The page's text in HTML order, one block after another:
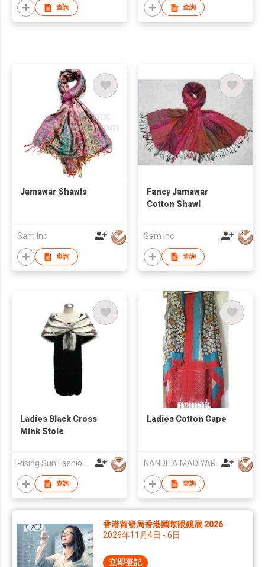
查詢 查詢
Jamawar Shawls
Sam Inc
查詢
Fancy Jamawar
Cotton Shawl
Sam Inc
查詢
Ladies Black Cross
Mink Stole
Rising Sun Fashion Limited
查詢
Ladies Cotton Cape
NANDITA MADIYAR
查詢
香港貿發局香港國際眼鏡展 2026
2026年11月4日 - 6日
立即登記